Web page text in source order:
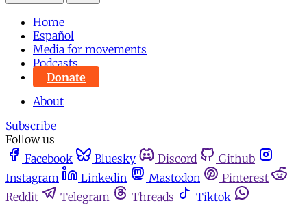
Home
Español
Media for movements
Podcasts
Donate
About
Subscribe
Follow us
Facebook
Bluesky Discord
Github
Instagram
Linkedin Mastodon
Pinterest
Reddit
Telegram Threads
Tiktok